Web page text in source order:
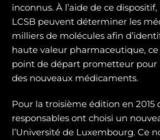
inconnus. À l’aide de ce
LCSB peuvent déterminer les
milliers de molécules afin
haute valeur pharmaceutique,
point de départ prometteur pour
des nouveaux médicaments.
Pour la troisième édition en 2015
responsables ont choisi un
l’Université de Luxembourg. Ce